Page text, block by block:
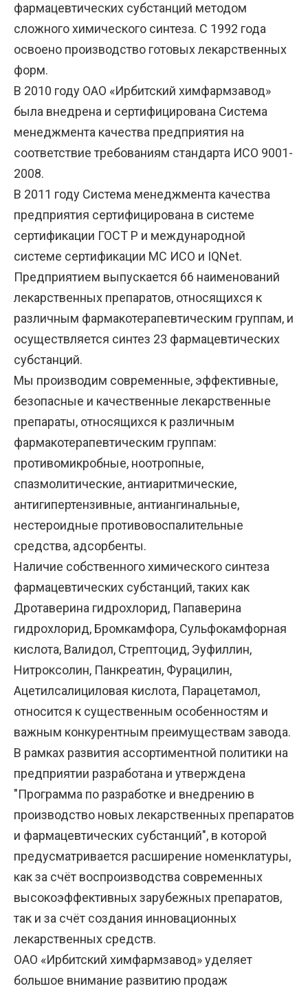
фармацевтических субстанций методом
сложного химического синтеза. С 1992 года
освоено производство готовых лекарственных
форм.
В 2010 году ОАО «Ирбитский химфармзавод»
была внедрена и сертифицирована Система
менеджмента качества предприятия на
соответствие требованиям стандарта ИСО 9001-
2008.
В 2011 году Система менеджмента качества
предприятия сертифицирована в системе
сертификации ГОСТ Р и международной
системе сертификации МС ИСО и IQNet.
Предприятием выпускается 66 наименований
лекарственных препаратов, относящихся к
различным фармакотерапевтическим группам, и
осуществляется синтез 23 фармацевтических
субстанций.
Мы производим современные, эффективные,
безопасные и качественные лекарственные
препараты, относящихся к различным
фармакотерапевтическим группам:
противомикробные, ноотропные,
спазмолитические, антиаритмические,
антигипертензивные, антиангинальные,
нестероидные противовоспалительные
средства, адсорбенты.
Наличие собственного химического синтеза
фармацевтических субстанций, таких как
Дротаверина гидрохлорид, Папаверина
гидрохлорид, Бромкамфора, Сульфокамфорная
кислота, Валидол, Стрептоцид, Эуфиллин,
Нитроксолин, Панкреатин, Фурацилин,
Ацетилсалициловая кислота, Парацетамол,
относится к существенным особенностям и
важным конкурентным преимуществам завода.
В рамках развития ассортиментной политики на
предприятии разработана и утверждена
"Программа по разработке и внедрению в
производство новых лекарственных препаратов
и фармацевтических субстанций", в которой
предусматривается расширение номенклатуры,
как за счёт воспроизводства современных
высокоэффективных зарубежных препаратов,
так и за счёт создания инновационных
лекарственных средств.
ОАО «Ирбитский химфармзавод» уделяет
большое внимание развитию продаж